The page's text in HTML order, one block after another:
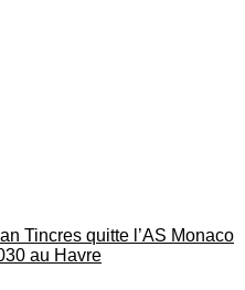
Tincres quitte l’AS Monaco
au Havre